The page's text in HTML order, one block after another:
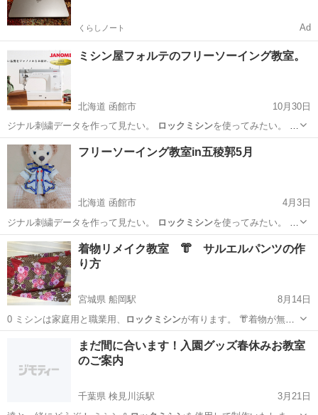
くらしノート Ad
ミシン屋フォルテのフリーソーイング教室。
北海道 函館市
10月30日
ジナル刺繍データを作って見たい。
ロックミシンを使ってみたい。 型
紙の作り方から…
北海道 函館市
フリーソーイング教室in五稜郭5月
北海道 函館市
4月3日
ジナル刺繍データを作って見たい。
ロックミシンを使ってみたい。 型
紙の作り方から…
北海道 函館市 その他
着物リメイク教室 👘 サルエルパンツの作
り方
宮城県 船岡駅
8月14日
0 ミシンは家庭用と職業用、
ロックミシンが有ります。 👘着物が無い
方…
船岡駅 洋裁 浴衣
まだ間に合います！入園グッズ春休みお教室
のご案内
千葉県 検見川浜駅
3月21日